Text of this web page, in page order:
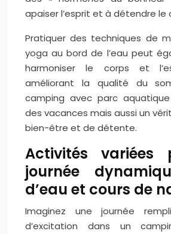
apaiser l’esprit et à détendre le
Pratiquer des techniques de
yoga au bord de l’eau peut
harmoniser le corps et
améliorant la qualité du
camping avec parc
des vacances mais aussi un
bien-être et de détente.
Activités variées
journée
d’eau et cours de
Imaginez une journée
d’excitation dans un